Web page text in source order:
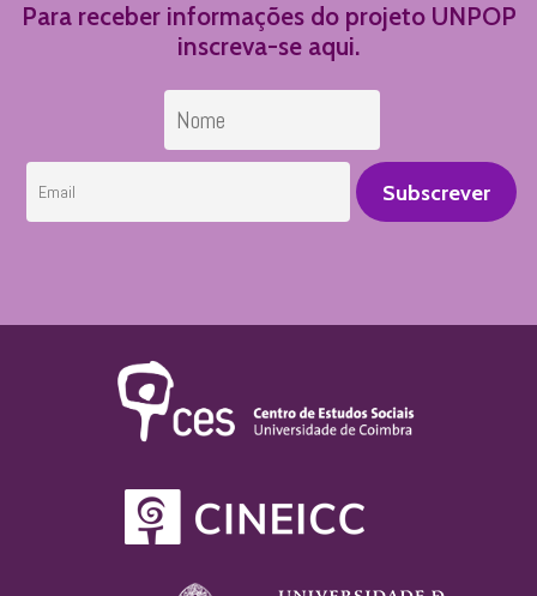
Para receber informações do projeto UNPOP
inscreva-se aqui.